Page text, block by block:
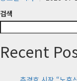
검색
Recent